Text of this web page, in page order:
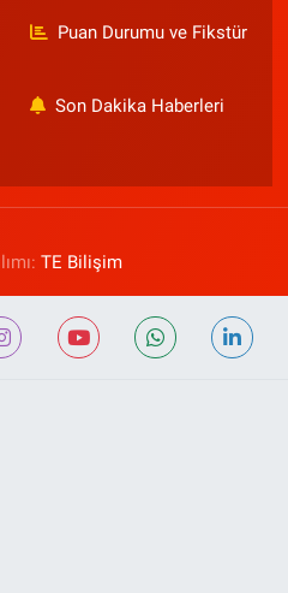
Puan Durumu ve Fikstür
Son Dakika Haberleri
TE Bilişim